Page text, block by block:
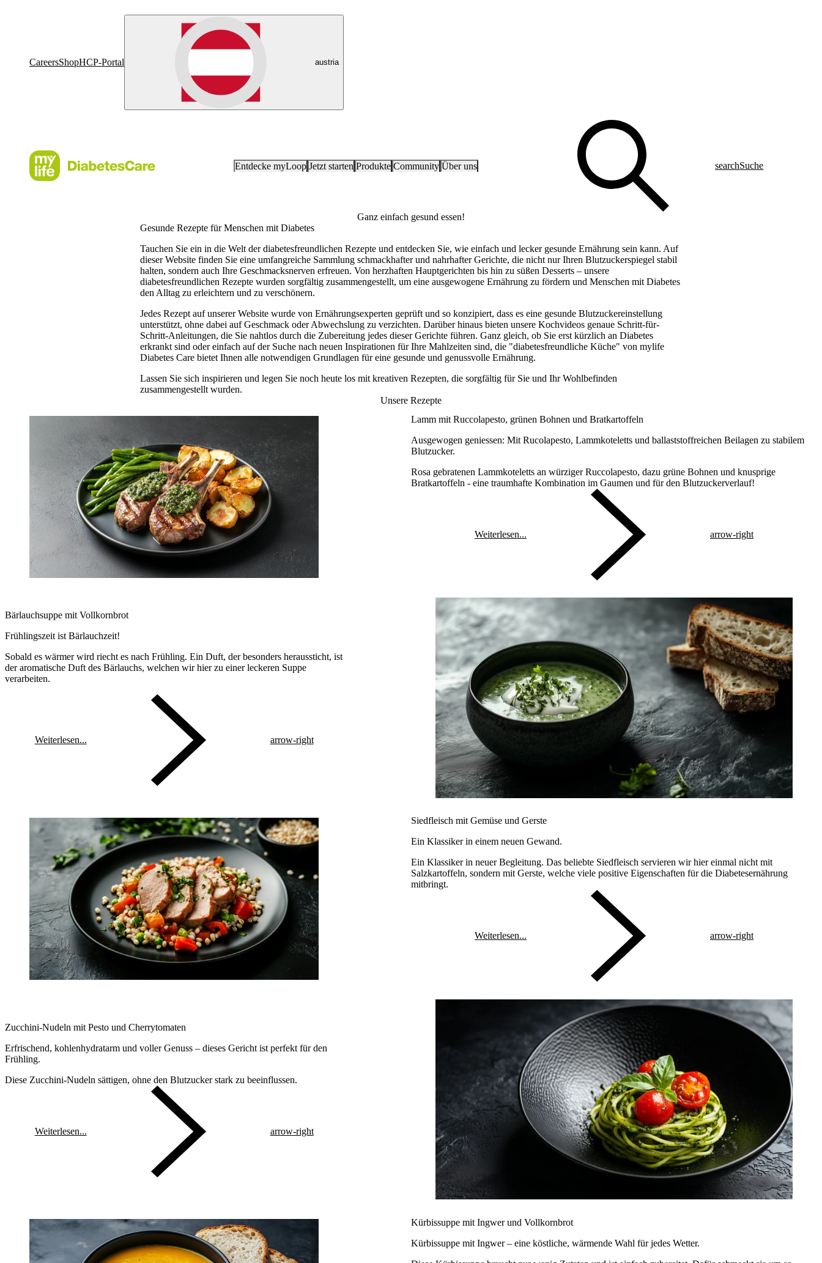
CareersShopHCP-Portal austria
Entdecke myLoop Jetzt starten Produkte Community Über uns searchSuche
Ganz einfach gesund essen!
Gesunde Rezepte für Menschen mit Diabetes
Tauchen Sie ein in die Welt der diabetesfreundlichen Rezepte und entdecken Sie, wie einfach und lecker gesunde Ernährung sein kann. Auf
dieser Website finden Sie eine umfangreiche Sammlung schmackhafter und nahrhafter Gerichte, die nicht nur Ihren Blutzuckerspiegel stabil
halten, sondern auch Ihre Geschmacksnerven erfreuen. Von herzhaften Hauptgerichten bis hin zu süßen Desserts – unsere
diabetesfreundlichen Rezepte wurden sorgfältig zusammengestellt, um eine ausgewogene Ernährung zu fördern und Menschen mit Diabetes
den Alltag zu erleichtern und zu verschönern.
Jedes Rezept auf unserer Website wurde von Ernährungsexperten geprüft und so konzipiert, dass es eine gesunde Blutzuckereinstellung
unterstützt, ohne dabei auf Geschmack oder Abwechslung zu verzichten. Darüber hinaus bieten unsere Kochvideos genaue Schritt-für-
Schritt-Anleitungen, die Sie nahtlos durch die Zubereitung jedes dieser Gerichte führen. Ganz gleich, ob Sie erst kürzlich an Diabetes
erkrankt sind oder einfach auf der Suche nach neuen Inspirationen für Ihre Mahlzeiten sind, die "diabetesfreundliche Küche" von mylife
Diabetes Care bietet Ihnen alle notwendigen Grundlagen für eine gesunde und genussvolle Ernährung.
Lassen Sie sich inspirieren und legen Sie noch heute los mit kreativen Rezepten, die sorgfältig für Sie und Ihr Wohlbefinden
zusammengestellt wurden.
Unsere Rezepte
Lamm mit Ruccolapesto, grünen Bohnen und Bratkartoffeln
Ausgewogen geniessen: Mit Rucolapesto, Lammkoteletts und ballaststoffreichen Beilagen zu stabilem
Blutzucker.
Rosa gebratenen Lammkoteletts an würziger Ruccolapesto, dazu grüne Bohnen und knusprige
Bratkartoffeln - eine traumhafte Kombination im Gaumen und für den Blutzuckerverlauf!
Weiterlesen... arrow-right
Bärlauchsuppe mit Vollkornbrot
Frühlingszeit ist Bärlauchzeit!
Sobald es wärmer wird riecht es nach Frühling. Ein Duft, der besonders heraussticht, ist
der aromatische Duft des Bärlauchs, welchen wir hier zu einer leckeren Suppe
verarbeiten.
Weiterlesen... arrow-right
Siedfleisch mit Gemüse und Gerste
Ein Klassiker in einem neuen Gewand.
Ein Klassiker in neuer Begleitung. Das beliebte Siedfleisch servieren wir hier einmal nicht mit
Salzkartoffeln, sondern mit Gerste, welche viele positive Eigenschaften für die Diabetesernährung
mitbringt.
Weiterlesen... arrow-right
Zucchini-Nudeln mit Pesto und Cherrytomaten
Erfrischend, kohlenhydratarm und voller Genuss – dieses Gericht ist perfekt für den
Frühling.
Diese Zucchini-Nudeln sättigen, ohne den Blutzucker stark zu beeinflussen.
Weiterlesen... arrow-right
Kürbissuppe mit Ingwer und Vollkornbrot
Kürbissuppe mit Ingwer – eine köstliche, wärmende Wahl für jedes Wetter.